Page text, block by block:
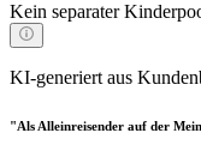
Kein separater
KI-generiert aus
"Als Alleinreisender auf der